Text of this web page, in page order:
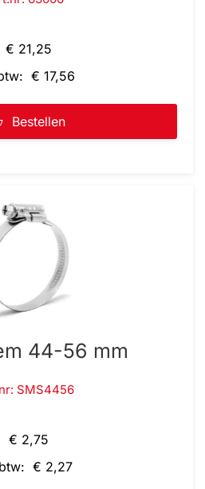
€ 21,25
€ 17,56
Bestellen
44-56 mm
SMS4456
€ 2,75
€ 2,27